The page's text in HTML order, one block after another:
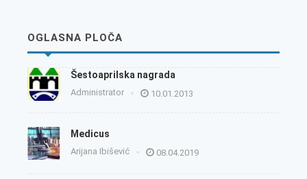
OGLASNA PLOČA
Šestoaprilska nagrada
Administrator 10.01.2013
Medicus
Arijana Ibišević 08.04.2019